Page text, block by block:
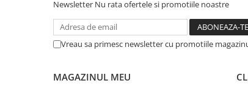
Newsletter Nu rata ofertele si promotiile noastre
Vreau sa primesc newsletter cu promotiile
MAGAZINUL MEU